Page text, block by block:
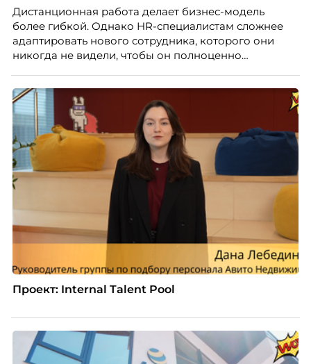
Дистанционная работа делает бизнес-модель
более гибкой. Однако HR-специалистам сложнее
адаптировать нового сотрудника, которого они
никогда не видели, чтобы он полноценно
Проект: Internal Talent Pool